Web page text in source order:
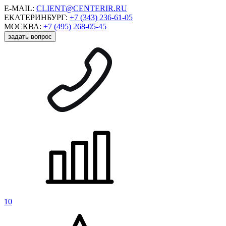
E-MAIL: CLIENT@CENTERIR.RU
ЕКАТЕРИНБУРГ: +7 (343) 236-61-05
МОСКВА: +7 (495) 268-05-45
задать вопрос
10